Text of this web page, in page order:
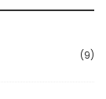
(9)